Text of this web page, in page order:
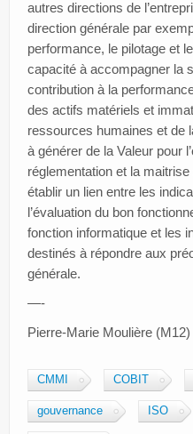
autres directions de
direction générale par
performance, le pilotage et
capacité à accompagner la
contribution à la
des actifs matériels et
ressources humaines et de
à générer de la Valeur pour
réglementation et la
établir un lien entre les
l’évaluation du bon
fonction informatique et les
destinés à répondre aux
générale.
—-
Pierre-Marie Moulière
CMMI COBIT
gouvernance ISO